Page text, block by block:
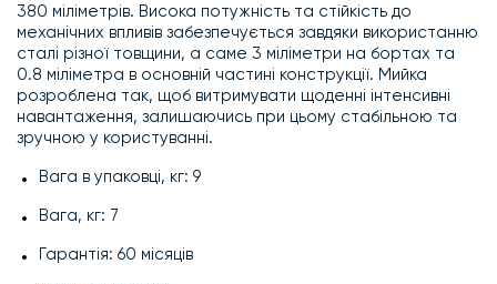
380 міліметрів. Висока потужність та стійкість до
механічних впливів забезпечується завдяки використанню
сталі різної товщини, а саме 3 міліметри на бортах та
0.8 міліметра в основній частині конструкції. Мийка
розроблена так, щоб витримувати щоденні інтенсивні
навантаження, залишаючись при цьому стабільною та
зручною у користуванні.
Вага в упаковці, кг: 9
Вага, кг: 7
Гарантія: 60 місяців